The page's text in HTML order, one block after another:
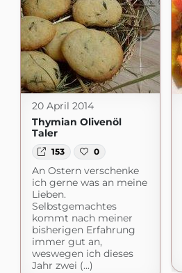
20 April 2014
Thymian Olivenöl
Taler
153 0
An Ostern verschenke
ich gerne was an meine
Lieben.
Selbstgemachtes
kommt nach meiner
bisherigen Erfahrung
immer gut an,
weswegen ich dieses
Jahr zwei (...)